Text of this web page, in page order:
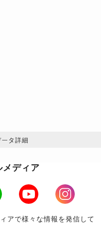
タ詳細
メディア
Youtube
Instagram
アで様々な情報を発信して